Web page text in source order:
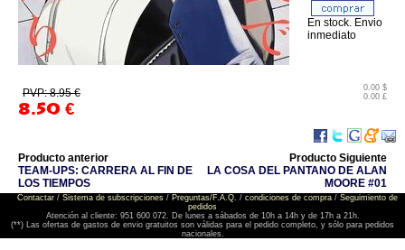
PVP: 8.95 €
8.50 €
0.00 $
0.00 £
En stock. Envio
inmediato
Producto anterior
TEAM-UPS: CARRERA AL FIN DE
LOS TIEMPOS
Producto Siguiente
LA COSA DEL PANTANO DE ALAN
MOORE #01
Contactar/ Sistema de subscripciones/ Preguntas/F.A.Q. / condiciones de compra/ Seguimiento de
pedidos
Atención al cliente: 951 600 072. De lunes a sábados de 10h a 14h y de 17h a 21h.
(**) Las ofertas de gastos de envio gratuitos son válidas para el pedido completo, y sólo para pedidos
nacionales.